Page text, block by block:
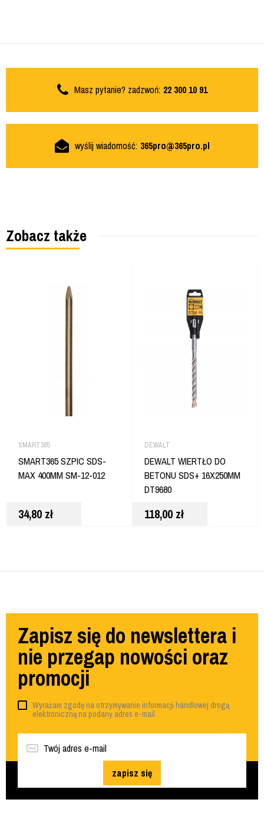
Masz pytanie? zadzwoń: 22 300 10 91
wyślij wiadomość: 365pro@365pro.pl
Zobacz także
SMART365
SMART365 SZPIC SDS-
MAX 400MM SM-12-012
34,80 zł
DEWALT
DEWALT WIERTŁO DO
BETONU SDS+ 16X250MM
DT9680
118,00 zł
Zapisz się do newslettera i
nie przegap nowości oraz
promocji
Wyrażam zgodę na otrzymywanie informacji handlowej drogą
elektroniczną na podany adres e-mail
zapisz się